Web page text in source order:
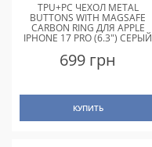
TPU+PC ЧЕХОЛ METAL
BUTTONS WITH MAGSAFE
CARBON RING ДЛЯ APPLE
IPHONE 17 PRO (6.3") СЕРЫЙ
699 грн
КУПИТЬ